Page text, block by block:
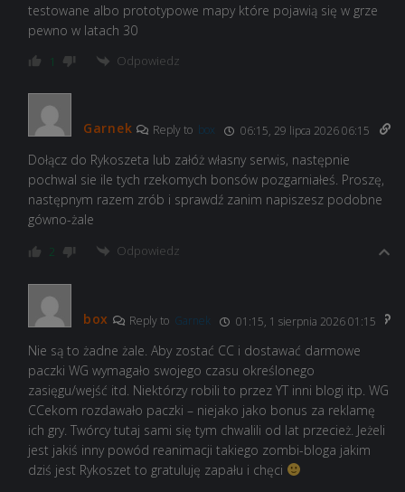
testowane albo prototypowe mapy które pojawią się w grze
pewno w latach 30
1 Odpowiedz
Garnek Reply to box 06:15, 29 lipca 2026 06:15
Dołącz do Rykoszeta lub załóż własny serwis, następnie
pochwal sie ile tych rzekomych bonsów pozgarniałeś. Proszę,
następnym razem zrób i sprawdź zanim napiszesz podobne
gówno-żale
2 Odpowiedz
box Reply to Garnek 01:15, 1 sierpnia 2026 01:15
Nie są to żadne żale. Aby zostać CC i dostawać darmowe
paczki WG wymagało swojego czasu określonego
zasięgu/wejść itd. Niektórzy robili to przez YT inni blogi itp. WG
CCekom rozdawało paczki – niejako jako bonus za reklamę
ich gry. Twórcy tutaj sami się tym chwalili od lat przecież. Jeżeli
jest jakiś inny powód reanimacji takiego zombi-bloga jakim
dziś jest Rykoszet to gratuluję zapału i chęci